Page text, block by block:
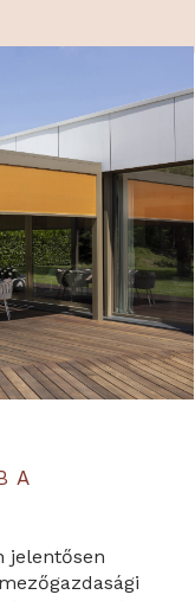
A
jelentősen